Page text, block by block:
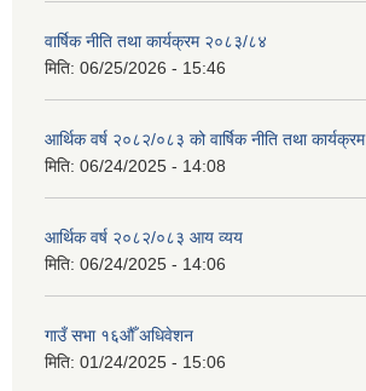
वार्षिक नीति तथा कार्यक्रम २०८३/८४
मिति: 06/25/2026 - 15:46
आर्थिक वर्ष २०८२/०८३ को वार्षिक नीति तथा कार्यक्रम
मिति: 06/24/2025 - 14:08
आर्थिक वर्ष २०८२/०८३ आय व्यय
मिति: 06/24/2025 - 14:06
गाउँ सभा १६औँ अधिवेशन
मिति: 01/24/2025 - 15:06